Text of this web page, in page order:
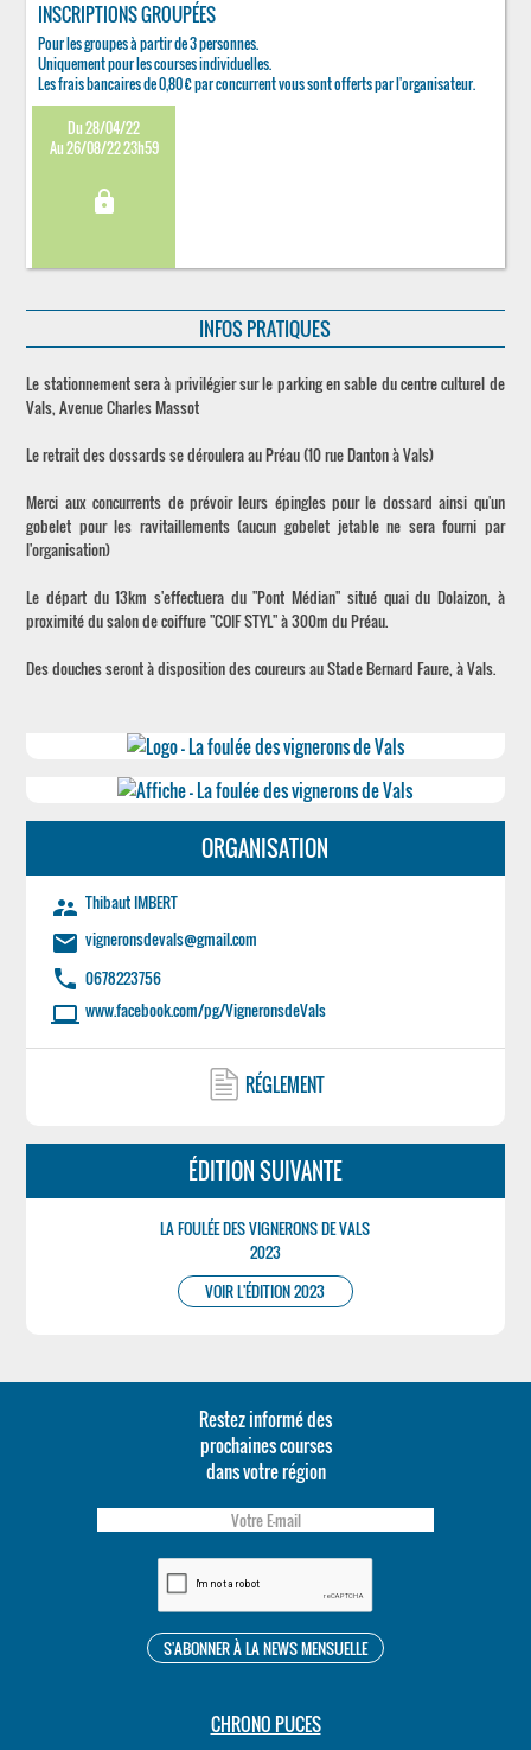
INSCRIPTIONS GROUPÉES
Pour les groupes à partir de 3 personnes.
Uniquement pour les courses individuelles.
Les frais bancaires de 0,80 € par concurrent vous sont offerts par l'organisateur.
Du 28/04/22
Au 26/08/22 23h59
lock
INFOS PRATIQUES
Le stationnement sera à privilégier sur le parking en sable du centre culturel de
Vals, Avenue Charles Massot
Le retrait des dossards se déroulera au Préau (10 rue Danton à Vals)
Merci aux concurrents de prévoir leurs épingles pour le dossard ainsi qu'un
gobelet pour les ravitaillements (aucun gobelet jetable ne sera fourni par
l'organisation)
Le départ du 13km s'effectuera du "Pont Médian" situé quai du Dolaizon, à
proximité du salon de coiffure "COIF STYL" à 300m du Préau.
Des douches seront à disposition des coureurs au Stade Bernard Faure, à Vals.
ORGANISATION
supervisor_account Thibaut IMBERT
email vigneronsdevals@gmail.com
phone 0678223756
laptop www.facebook.com/pg/VigneronsdeVals
RÉGLEMENT
ÉDITION SUIVANTE
LA FOULÉE DES VIGNERONS DE VALS
2023
VOIR L'ÉDITION 2023
Restez informé des
prochaines courses
dans votre région
CHRONO PUCES